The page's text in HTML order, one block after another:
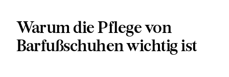
Warum die Pflege von
Barfußschuhen wichtig ist